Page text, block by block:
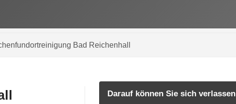
Bad Reichenhall
Darauf können Sie sich verlassen